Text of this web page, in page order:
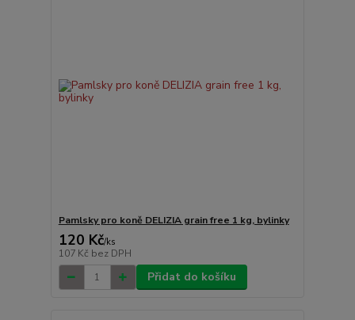
Pamlsky pro koně DELIZIA grain free 1 kg, bylinky
120 Kč/ks
107 Kč bez DPH
Přidat do košíku